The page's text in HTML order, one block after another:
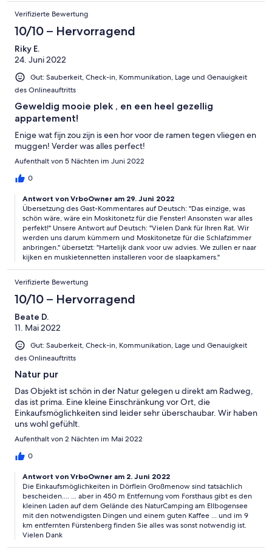
Verifizierte Bewertung
10/10 – Hervorragend
Riky E.
24. Juni 2022
Gut: Sauberkeit, Check-in, Kommunikation, Lage und Genauigkeit
des Onlineauftritts
Geweldig mooie plek , en een heel gezellig
appartement!
Enige wat fijn zou zijn is een hor voor de ramen tegen vliegen en
muggen! Verder was alles perfect!
Aufenthalt von 5 Nächten im Juni 2022
0
Antwort von VrboOwner am 29. Juni 2022
Übersetzung des Gast-Kommentares auf Deutsch: "Das einzige, was
schön wäre, wäre ein Moskitonetz für die Fenster! Ansonsten war alles
perfekt!" Unsere Antwort auf Deutsch: "Vielen Dank für Ihren Rat. Wir
werden uns darum kümmern und Moskitonetze für die Schlafzimmer
anbringen." übersetzt: "Hartelijk dank voor uw advies. We zullen er naar
kijken en muskietennetten installeren voor de slaapkamers."
Verifizierte Bewertung
10/10 – Hervorragend
Beate D.
11. Mai 2022
Gut: Sauberkeit, Check-in, Kommunikation, Lage und Genauigkeit
des Onlineauftritts
Natur pur
Das Objekt ist schön in der Natur gelegen u direkt am Radweg,
das ist prima. Eine kleine Einschränkung vor Ort, die
Einkaufsmöglichkeiten sind leider sehr überschaubar. Wir haben
uns wohl gefühlt.
Aufenthalt von 2 Nächten im Mai 2022
0
Antwort von VrboOwner am 2. Juni 2022
Die Einkaufsmöglichkeiten in Dörflein Großmenow sind tatsächlich
bescheiden.... ... aber in 450 m Entfernung vom Forsthaus gibt es den
kleinen Laden auf dem Gelände des NaturCamping am Ellbogensee
mit den notwendigsten Dingen und einem guten Kaffee ... und im 9
km entfernten Fürstenberg finden Sie alles was sonst notwendig ist.
Vielen Dank